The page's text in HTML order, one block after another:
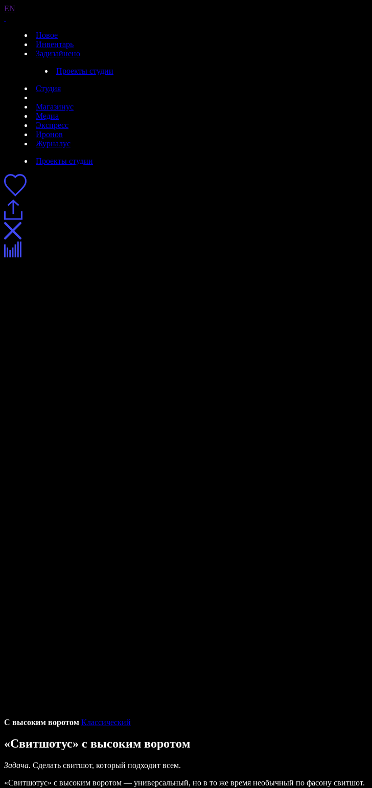
EN
Новое
Инвентарь
Задизайнено
Проекты студии
Студия
Магазинус
Медиа
Экспресс
Иронов
Журналус
Проекты студии
С высоким воротом Классический
«Свитшотус» с высоким воротом
Задача. Сделать свитшот, который подходит всем.
«Свитшотус» с высоким воротом — универсальный, но в то же время необычный по фасону свитшот.